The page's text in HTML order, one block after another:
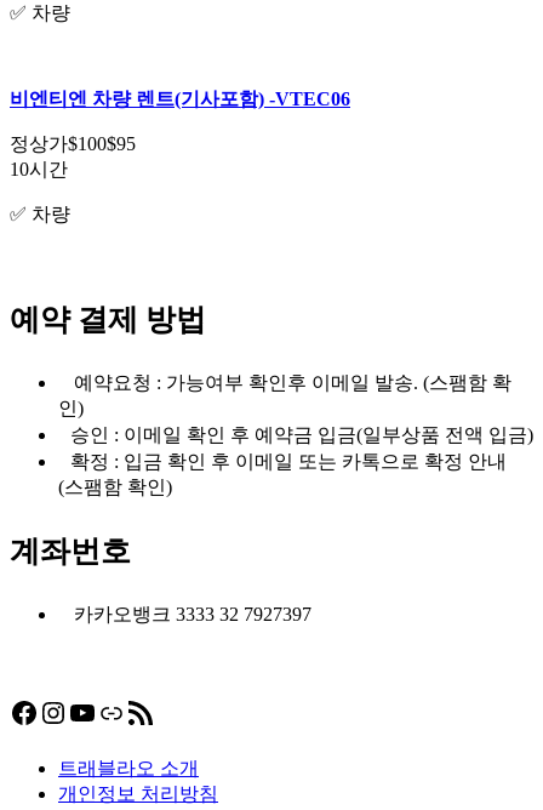
✅ 차량
비엔티엔 차량 렌트(기사포함) -VTEC06
정상가$100$95
10시간
✅ 차량
예약 결제 방법
예약요청 : 가능여부 확인후 이메일 발송. (스팸함 확
인)
승인 : 이메일 확인 후 예약금 입금(일부상품 전액 입금)
확정 : 입금 확인 후 이메일 또는 카톡으로 확정 안내
(스팸함 확인)
계좌번호
카카오뱅크 3333 32 7927397
Facebook
Instagram
YouTube
링크RSS 피드
트래블라오 소개
개인정보 처리방침